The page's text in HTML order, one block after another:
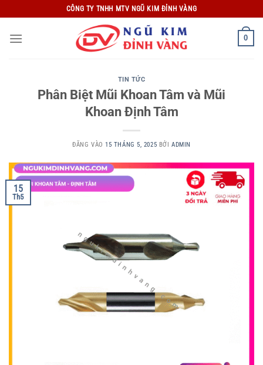
qua
nội
CÔNG TY TNHH MTV NGŨ KIM ĐỈNH VÀNG
0
TIN TỨC
Phân Biệt Mũi Khoan Tâm và Mũi
Khoan Định Tâm
ĐĂNG VÀO15 THÁNG 5, 2025 BỞI ADMIN
15
Th5